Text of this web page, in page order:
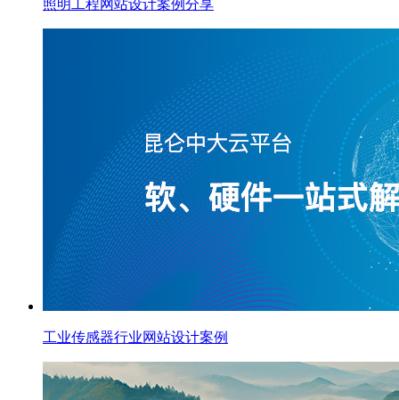
照明工程网站设计案例分享
工业传感器行业网站设计案例